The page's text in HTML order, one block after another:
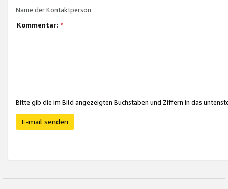
Name der Kontaktperson
Kommentar: *
Bitte gib die im Bild angezeigten Buchstaben und Ziffern in das
E-mail senden